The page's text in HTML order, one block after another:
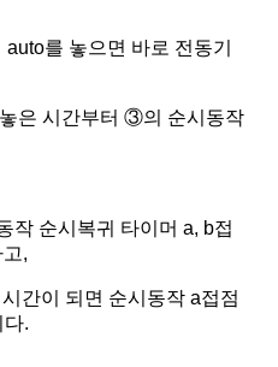
를 놓으면 바로 전동기
은 시간부터 ③의 순시동작
작 순시복귀 타이머 a, b접
,
간이 되면 순시동작 a접점
다.